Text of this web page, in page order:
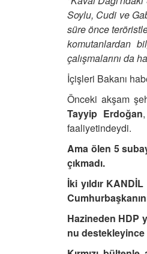
Soylu, Cudi ve
süre önce
komutanlardan
çalışmalarını da
İçişleri Bakanı
Önceki akşam
Tayyip Erdoğan
faaliyetindeydi.
Ama ölen 5
çıkmadı.
İki yıldır
Hazineden HDP
nu